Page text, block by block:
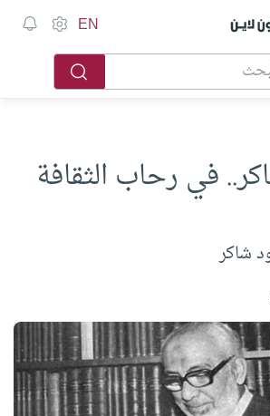
لاين EN
في رحاب الثقافة
شاكر